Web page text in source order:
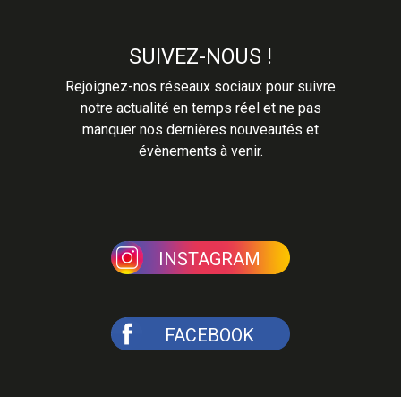
SUIVEZ-NOUS !
Rejoignez-nos réseaux sociaux pour suivre
notre actualité en temps réel et ne pas
manquer nos dernières nouveautés et
évènements à venir.
INSTAGRAM
FACEBOOK